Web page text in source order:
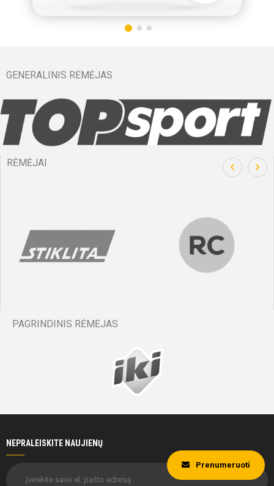
GENERALINIS RĖMĖJAS
RĖMĖJAI
PAGRINDINIS RĖMĖJAS
NEPRALEISKITE NAUJIENŲ
Prenumeruoti